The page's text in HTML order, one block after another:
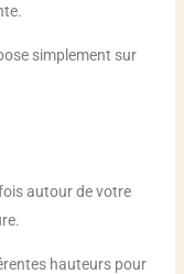
simplement sur
autour de votre
hauteurs pour